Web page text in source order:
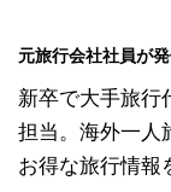
元旅行会社社員が
新卒で大手旅行
担当。海外一人
お得な旅行情報